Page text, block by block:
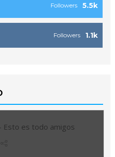
5.5k
Followers
1.1k
Followers